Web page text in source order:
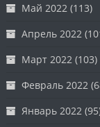
Май 2022 (113)
Апрель 2022
Март 2022 (103)
Февраль 2022
Январь 2022